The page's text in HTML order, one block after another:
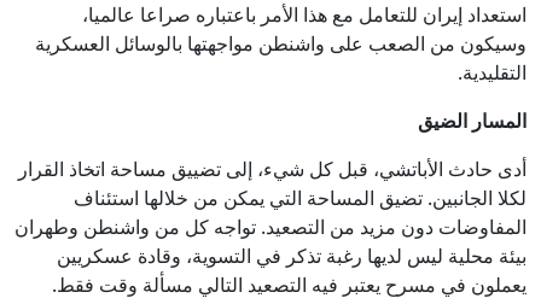
استعداد إيران للتعامل مع هذا الأمر باعتباره صراعا عالميا،
وسيكون من الصعب على واشنطن مواجهتها بالوسائل العسكرية
التقليدية.
المسار الضيق
أدى حادث الأباتشي، قبل كل شيء، إلى تضييق مساحة اتخاذ القرار
لكلا الجانبين. تضيق المساحة التي يمكن من خلالها استئناف
المفاوضات دون مزيد من التصعيد. تواجه كل من واشنطن وطهران
بيئة محلية ليس لديها رغبة تذكر في التسوية، وقادة عسكريين
يعملون في مسرح يعتبر فيه التصعيد التالي مسألة وقت فقط.